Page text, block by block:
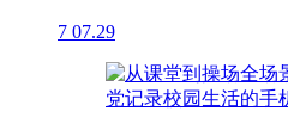
7 07.29